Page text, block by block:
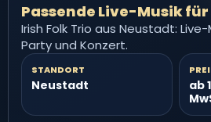
Passende Live-Musik
Irish Folk Trio aus Neustadt:
Party und Konzert.
STANDORT
Neustadt
ab